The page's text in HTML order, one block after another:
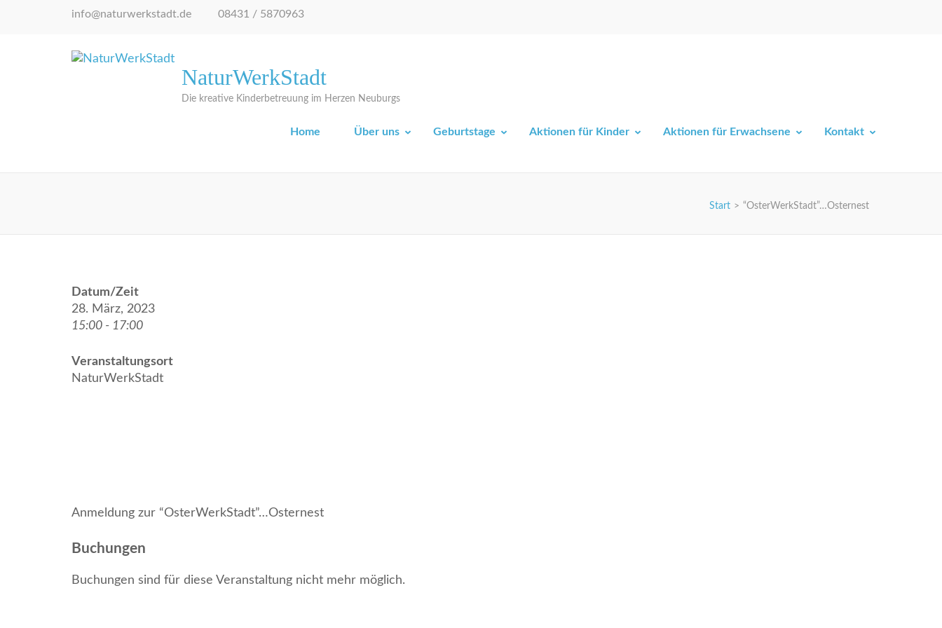
(Eingabetaste
info@naturwerkstadt.de 08431 / 5870963
NaturWerkStadt
Die kreative Kinderbetreuung im Herzen Neuburgs
Home Über uns Geburtstage Aktionen für Kinder Aktionen für Erwachsene Kontakt
Start > “OsterWerkStadt”…Osternest
Datum/Zeit
28. März, 2023
15:00 - 17:00
Veranstaltungsort
NaturWerkStadt
Anmeldung zur “OsterWerkStadt”…Osternest
Buchungen
Buchungen sind für diese Veranstaltung nicht mehr möglich.